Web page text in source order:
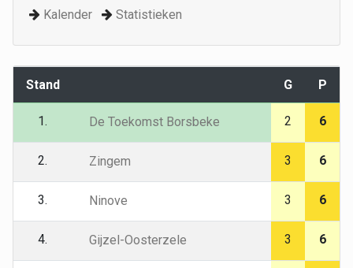
Kalender Statistieken
Stand G P
1. De Toekomst Borsbeke 2 6
2. Zingem 3 6
3. Ninove 3 6
4. Gijzel-Oosterzele 3 6